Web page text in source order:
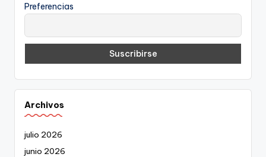
Preferencias
Archivos
julio 2026
junio 2026